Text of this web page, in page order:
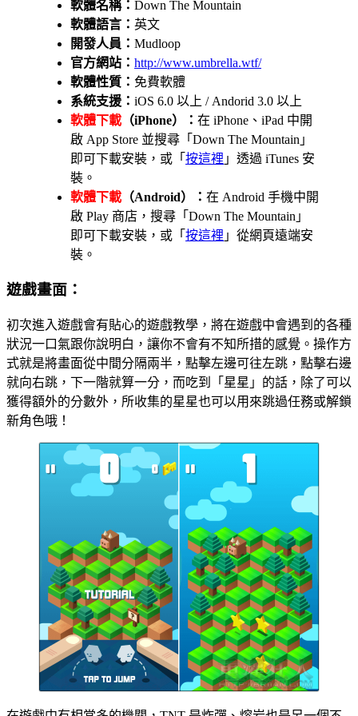
軟體名稱： Down The Mountain
軟體語言： 英文
開發人員： Mudloop
官方網站： http://www.umbrella.wtf/
軟體性質： 免費軟體
系統支援： iOS 6.0 以上 / Andorid 3.0 以上
軟體下載 （iPhone）： 在 iPhone、iPad 中開
啟 App Store 並搜尋「Down The Mountain」
即可下載安裝，或「 按這裡 」透過 iTunes 安
裝。
軟體下載 （Android）： 在 Android 手機中開
啟 Play 商店，搜尋「Down The Mountain」
即可下載安裝，或「 按這裡 」從網頁遠端安
裝。
遊戲畫面：
初次進入遊戲會有貼心的遊戲教學，將在遊戲中會遇到的各種
狀況一口氣跟你說明白，讓你不會有不知所措的感覺。操作方
式就是將畫面從中間分隔兩半，點擊左邊可往左跳，點擊右邊
就向右跳，下一階就算一分，而吃到「星星」的話，除了可以
獲得額外的分數外，所收集的星星也可以用來跳過任務或解鎖
新角色哦！